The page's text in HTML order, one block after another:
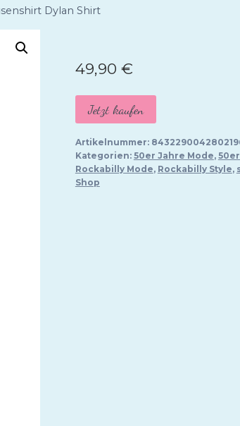
Dylan Shirt
49,90 €
Jetzt kaufen
Artikelnummer:
Kategorien: 50er Jahre Mode,
Rockabilly Mode, Rockabilly Style,
Shop